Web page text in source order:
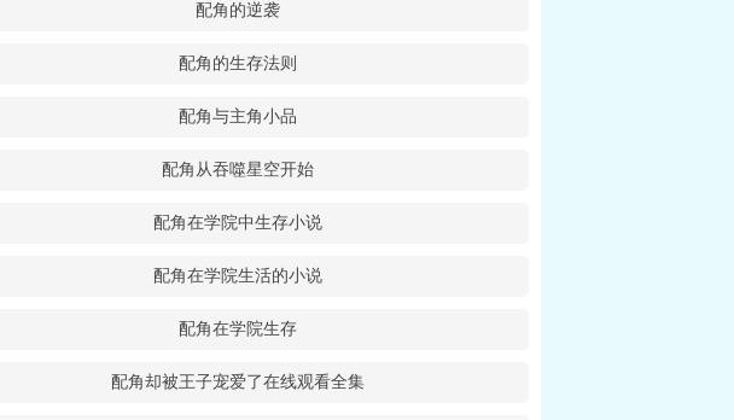
配角的逆袭
配角的生存法则
配角与主角小品
配角从吞噬星空开始
配角在学院中生存小说
配角在学院生活的小说
配角在学院生存
配角却被王子宠爱了在线观看全集